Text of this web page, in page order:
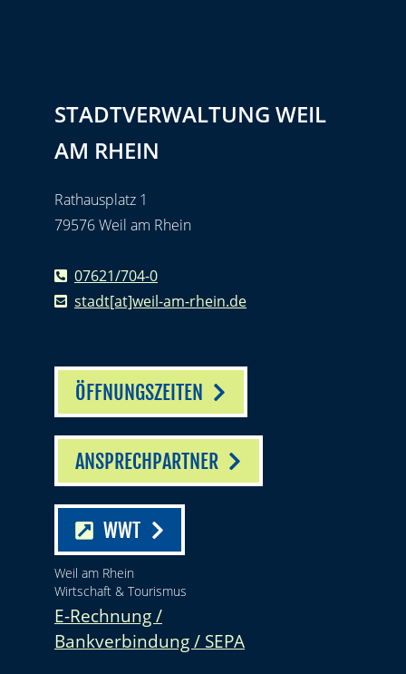
STADTVERWALTUNG WEIL
AM RHEIN
Rathausplatz 1
79576 Weil am Rhein
07621/704-0
stadt[at]weil-am-rhein.de
ÖFFNUNGSZEITEN
ANSPRECHPARTNER
WWT
Weil am Rhein
Wirtschaft & Tourismus
E-Rechnung /
Bankverbindung / SEPA